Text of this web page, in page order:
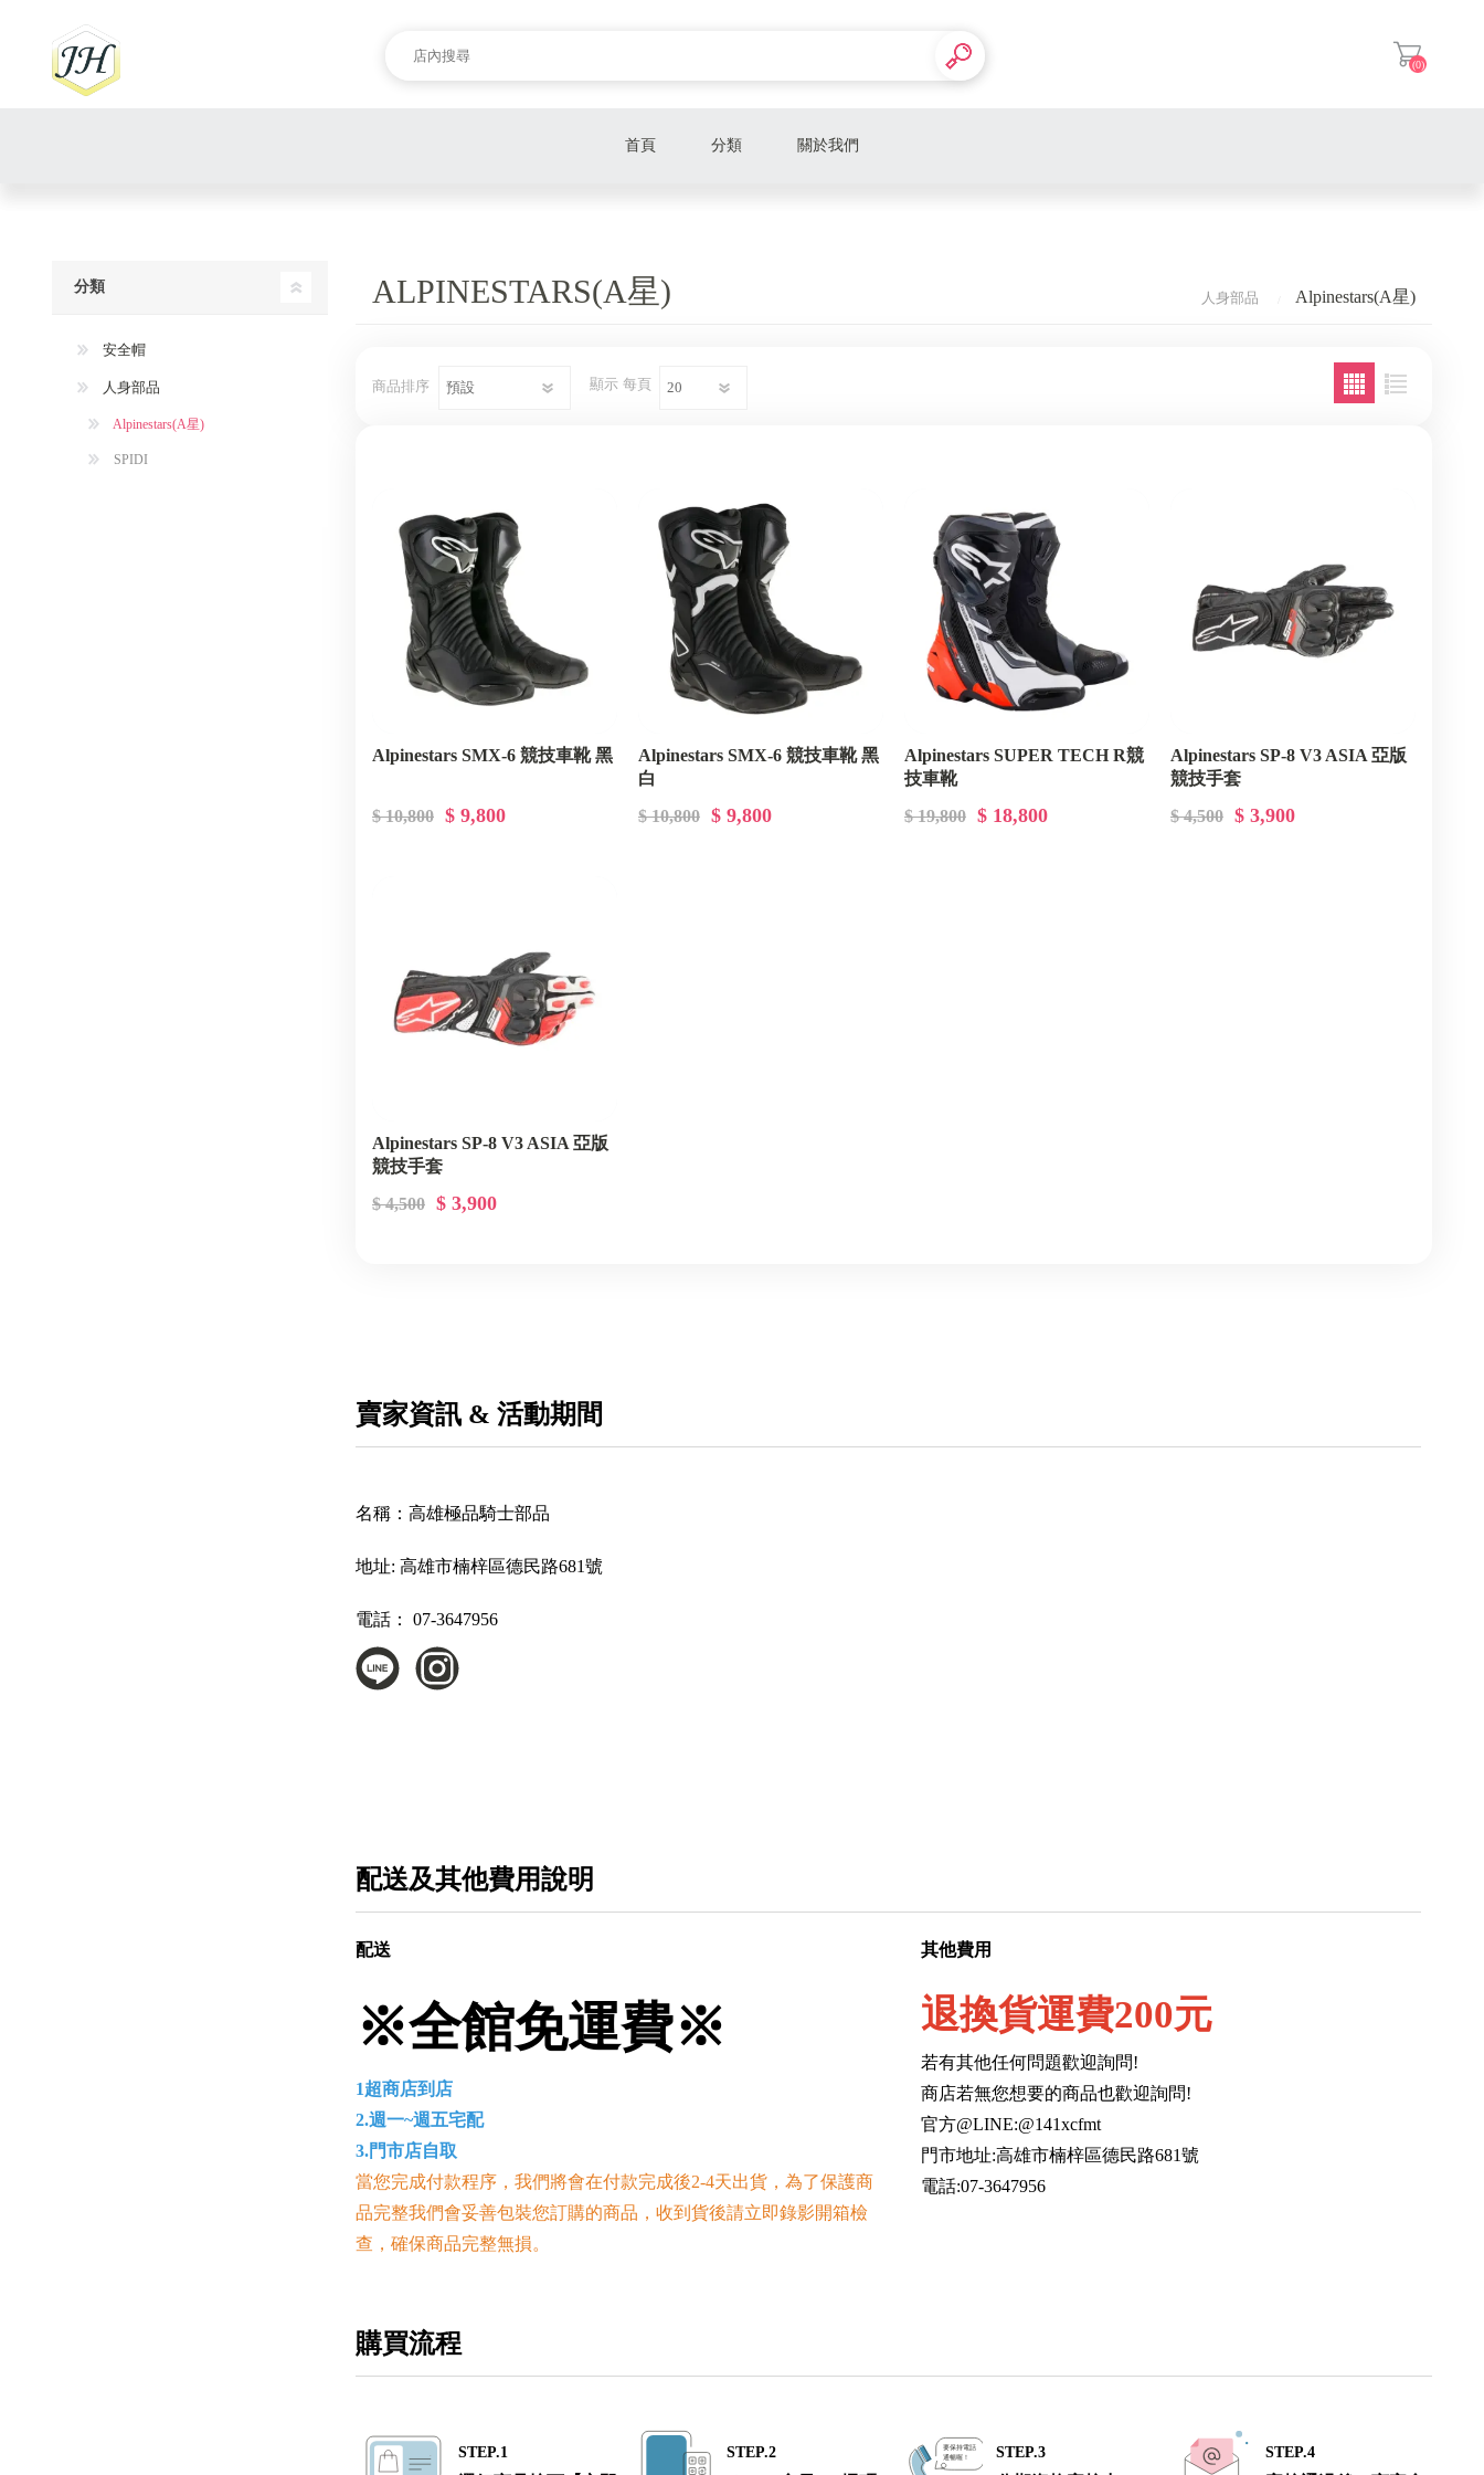
(0)
首頁 分類 關於我們
ALPINESTARS(A星) 人身部品 Alpinestars(A星)
商品排序 顯示 每頁
Alpinestars SMX-6 競技車靴 黑
$ 10,800 $ 9,800
Alpinestars SMX-6 競技車靴 黑
白
$ 10,800 $ 9,800
Alpinestars SUPER TECH R競
技車靴
$ 19,800 $ 18,800
Alpinestars SP-8 V3 ASIA 亞版
競技手套
$ 4,500 $ 3,900
Alpinestars SP-8 V3 ASIA 亞版
競技手套
$ 4,500 $ 3,900
賣家資訊 & 活動期間
名稱： 高雄極品騎士部品
地址: 高雄市楠梓區德民路681號
電話： 07-3647956
配送及其他費用說明
配送
※全館免運費※
1超商店到店
2.週一~週五宅配
3.門市店自取
當您完成付款程序，我們將會在付款完成後2-4天出貨，為了保護商
品完整我們會妥善包裝您訂購的商品，收到貨後請立即錄影開箱檢
查，確保商品完整無損。
其他費用
退換貨運費200元
若有其他任何問題歡迎詢問!
商店若無您想要的商品也歡迎詢問!
官方@LINE:@141xcfmt
門市地址:高雄市楠梓區德民路681號
電話:07-3647956
購買流程
STEP.1 STEP.2 STEP.3 STEP.4
分類
安全帽
人身部品
Alpinestars(A星)
SPIDI